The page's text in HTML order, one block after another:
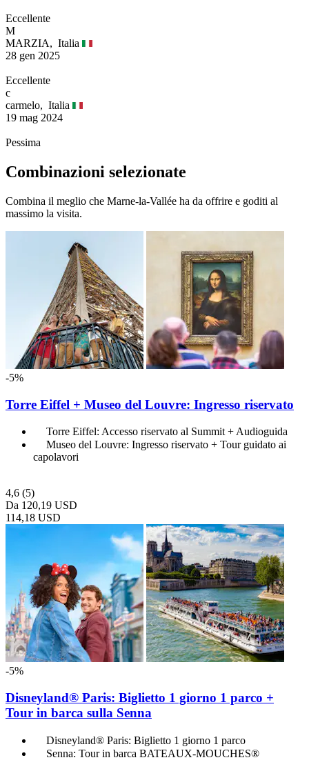
Eccellente
M
MARZIA, Italia
28 gen 2025
Eccellente
c
carmelo, Italia
19 mag 2024
Pessima
Combinazioni selezionate
Combina il meglio che Marne-la-Vallée ha da offrire e goditi al
massimo la visita.
-5%
Torre Eiffel + Museo del Louvre: Ingresso riservato
Torre Eiffel: Accesso riservato al Summit + Audioguida
Museo del Louvre: Ingresso riservato + Tour guidato ai
capolavori
4,6 (5)
Da 120,19 USD
114,18 USD
-5%
Disneyland® Paris: Biglietto 1 giorno 1 parco +
Tour in barca sulla Senna
Disneyland® Paris: Biglietto 1 giorno 1 parco
Senna: Tour in barca BATEAUX-MOUCHES®